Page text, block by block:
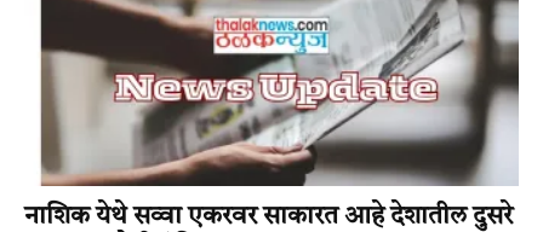
नाशिक येथे सव्‍वा एकरवर साकारत आहे देशातील दुसरे